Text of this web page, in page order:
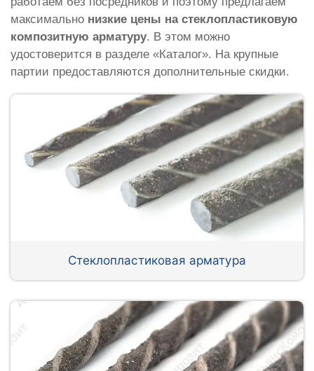
максимально низкие цены на стеклопластиковую
композитную арматуру. В этом можно
удостоверится в разделе «Каталог». На крупные
партии предоставляются дополнительные скидки.
Стеклопластиковая арматура